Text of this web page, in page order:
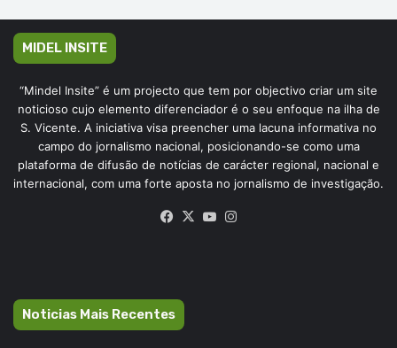
MIDEL INSITE
“Mindel Insite” é um projecto que tem por objectivo criar um site
noticioso cujo elemento diferenciador é o seu enfoque na ilha de
S. Vicente. A iniciativa visa preencher uma lacuna informativa no
campo do jornalismo nacional, posicionando-se como uma
plataforma de difusão de notícias de carácter regional, nacional e
internacional, com uma forte aposta no jornalismo de investigação.
Facebook
X YouTube
Noticias Mais Recentes